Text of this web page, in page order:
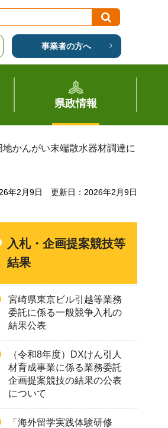
事業者の方へ
県政情報
かんがい末端散水器材調達に
年2月9日 更新日：2026年2月9日
入札・企画提案競技等
結果
宮崎県東京ビル引越等業務
委託に係る一般競争入札の
結果公表
（令和8年度）DXけん引人
材育成事業に係る業務委託
企画提案競技の結果の公表
について
「海外留学実践体験研修